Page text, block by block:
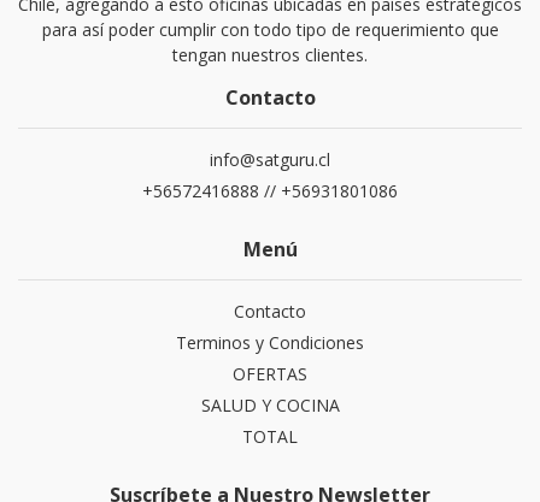
para así poder cumplir con todo tipo de requerimiento que
tengan nuestros clientes.
Contacto
info@satguru.cl
+56572416888 // +56931801086
Menú
Contacto
Terminos y Condiciones
OFERTAS
SALUD Y COCINA
TOTAL
Suscríbete a Nuestro Newsletter